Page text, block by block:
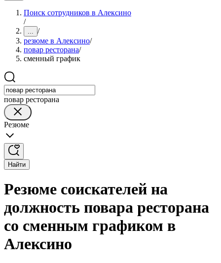
Поиск сотрудников в Алексино
/
... /
резюме в Алексино/
повар ресторана/
сменный график
повар ресторана
Резюме
Найти
Резюме соискателей на
должность повара ресторана
со сменным графиком в
Алексино